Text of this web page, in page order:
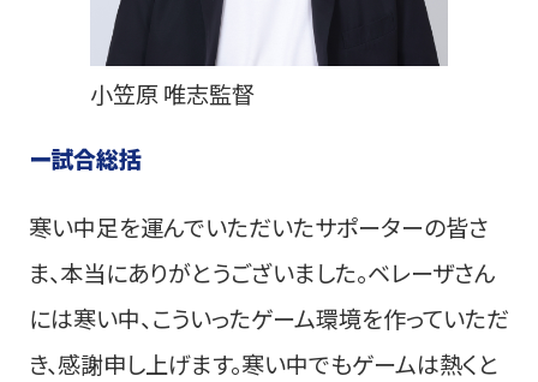
小笠原 唯志監督
ー試合総括
寒い中足を運んでいただいたサポーターの皆さ
ま、本当にありがとうございました。ベレーザさん
には寒い中、こういったゲーム環境を作っていただ
き、感謝申し上げます。寒い中でもゲームは熱くと